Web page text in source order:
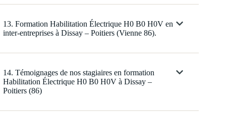
13. Formation Habilitation Électrique H0 B0 H0V en
inter-entreprises à Dissay – Poitiers (Vienne 86).
14. Témoignages de nos stagiaires en formation
Habilitation Électrique H0 B0 H0V à Dissay –
Poitiers (86)